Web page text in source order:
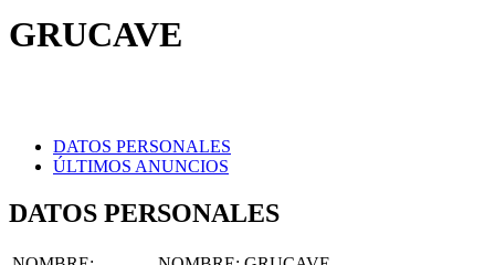
GRUCAVE
DATOS PERSONALES
ÚLTIMOS ANUNCIOS
DATOS PERSONALES